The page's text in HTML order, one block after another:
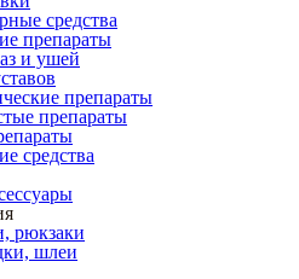
средства
препараты
и ушей
препараты
препараты
средства
рюкзаки
шлеи